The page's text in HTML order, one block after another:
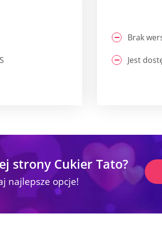
Brak
Jest
strony Cukier Tato?
najlepsze opcje!